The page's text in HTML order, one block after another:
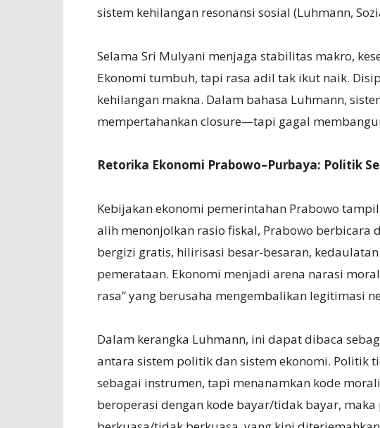
sistem kehilangan resonansi sosial (Luhmann,
Selama Sri Mulyani menjaga stabilitas makro,
Ekonomi tumbuh, tapi rasa adil tak ikut naik.
kehilangan makna. Dalam bahasa Luhmann,
mempertahankan closure—tapi gagal
Retorika Ekonomi Prabowo–Purbaya: Politik
Kebijakan ekonomi pemerintahan Prabowo
alih menonjolkan rasio fiskal, Prabowo berbicara
bergizi gratis, hilirisasi besar-besaran,
pemerataan. Ekonomi menjadi arena narasi
rasa” yang berusaha mengembalikan legitimasi
Dalam kerangka Luhmann, ini dapat dibaca
antara sistem politik dan sistem ekonomi. Politik
sebagai instrumen, tapi menanamkan kode
beroperasi dengan kode bayar/tidak bayar,